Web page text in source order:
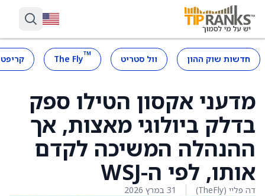
חדשות שוק ההון וול סטריט ™
The Fly
מדעני אקסון הטילו ספק
בדלק ביולוגי מאצות, אך
ההנהלה המשיכה לקדם
אותו, לפי ה-WSJ
דה פליי (TheFly) 31 במרץ 2026